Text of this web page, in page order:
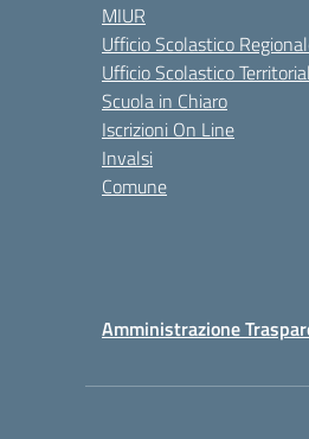
MIUR
Ufficio Scolastico
Ufficio Scolastico
Scuola in Chiaro
Iscrizioni On Line
Invalsi
Comune
Amministrazione